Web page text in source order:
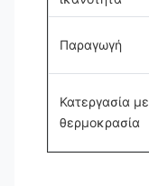
Παραγωγή
Κατεργασία με
θερμοκρασία